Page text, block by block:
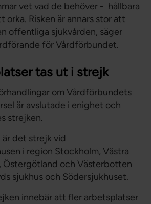
vet vad de behöver - hållbara
Risken är annars stor att
offentliga sjukvården, säger
för Vårdförbundet.
tas ut i strejk
om Vårdförbundets
är avslutade i enighet och
strejken.
är det strejk vid
i region Stockholm, Västra
Östergötland och Västerbotten
sjukhus och Södersjukhuset.
innebär att fler arbetsplatser